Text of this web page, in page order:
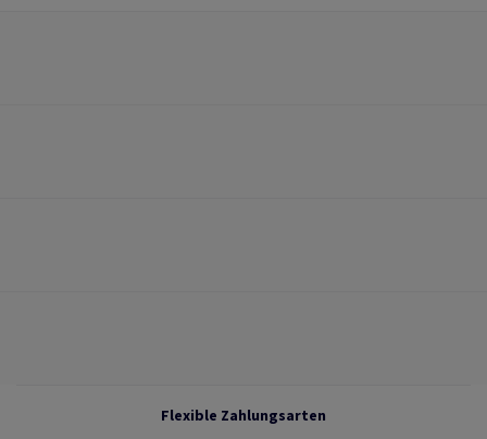
Flexible Zahlungsarten